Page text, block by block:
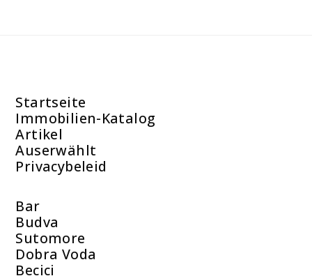
Startseite
Immobilien-Katalog
Artikel
Auserwählt
Privacybeleid
Bar
Budva
Sutomore
Dobra Voda
Becici